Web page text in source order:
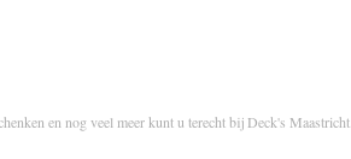
en nog veel meer kunt u terecht bij Deck's Maastricht.